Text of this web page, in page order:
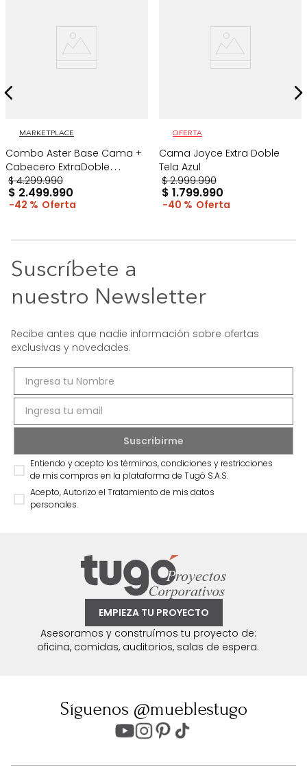
MARKETPLACE
Combo Aster Base Cama +
Cabecero ExtraDoble
Taupe/Madera
$ 4.299.990
$ 2.499.990
42 %
OFERTA
Cama Joyce Extra Doble
Tela Azul
$ 2.999.990
$ 1.799.990
40 %
Suscríbete a
nuestro Newsletter
Recibe antes que nadie información sobre ofertas
exclusivas y novedades.
Entiendo y acepto los términos, condiciones y restricciones
de mis compras en la plataforma de Tugó S.A.S.
Acepto, Autorizo el Tratamiento de mis datos
personales.
EMPIEZA TU PROYECTO
Asesoramos y construímos tu proyecto de:
oficina, comidas, auditorios, salas de espera.
Síguenos @mueblestugo